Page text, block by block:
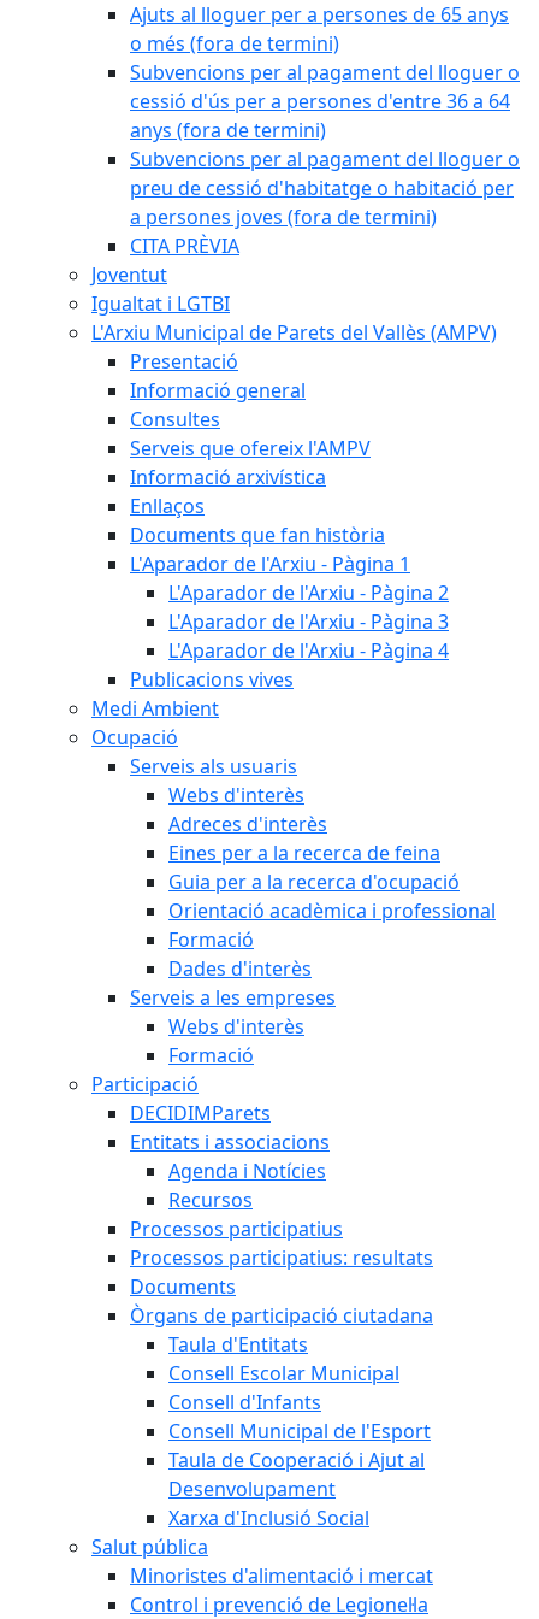
Ajuts al lloguer per a persones de 65 anys
o més (fora de termini)
Subvencions per al pagament del lloguer o
cessió d'ús per a persones d'entre 36 a 64
anys (fora de termini)
Subvencions per al pagament del lloguer o
preu de cessió d'habitatge o habitació per
a persones joves (fora de termini)
CITA PRÈVIA
Joventut
Igualtat i LGTBI
L'Arxiu Municipal de Parets del Vallès (AMPV)
Presentació
Informació general
Consultes
Serveis que ofereix l'AMPV
Informació arxivística
Enllaços
Documents que fan història
L'Aparador de l'Arxiu - Pàgina 1
L'Aparador de l'Arxiu - Pàgina 2
L'Aparador de l'Arxiu - Pàgina 3
L'Aparador de l'Arxiu - Pàgina 4
Publicacions vives
Medi Ambient
Ocupació
Serveis als usuaris
Webs d'interès
Adreces d'interès
Eines per a la recerca de feina
Guia per a la recerca d'ocupació
Orientació acadèmica i professional
Formació
Dades d'interès
Serveis a les empreses
Webs d'interès
Formació
Participació
DECIDIMParets
Entitats i associacions
Agenda i Notícies
Recursos
Processos participatius
Processos participatius: resultats
Documents
Òrgans de participació ciutadana
Taula d'Entitats
Consell Escolar Municipal
Consell d'Infants
Consell Municipal de l'Esport
Taula de Cooperació i Ajut al
Desenvolupament
Xarxa d'Inclusió Social
Salut pública
Minoristes d'alimentació i mercat
Control i prevenció de Legionel·la